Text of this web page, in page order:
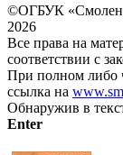
©ОГБУК
2026
Все права на
соответствии с
При полном либо
ссылка на
Обнаружив в
Enter